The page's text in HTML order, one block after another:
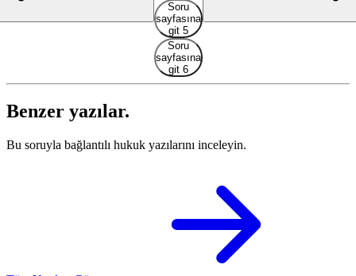
Soru
sayfasına
git 5
Soru
sayfasına
git 6
Benzer yazılar.
Bu soruyla bağlantılı hukuk yazılarını inceleyin.